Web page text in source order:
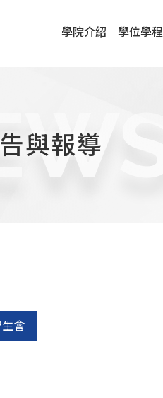
學院介紹 學位學程
與報導
會